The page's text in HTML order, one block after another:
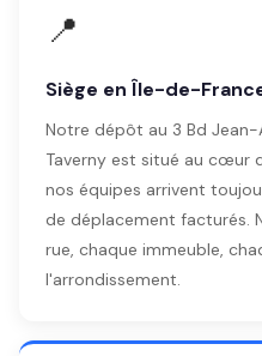
📍
Siège en Île-de-
Notre dépôt au 3 Bd
Taverny est situé au cœur
nos équipes arrivent
de déplacement facturés.
rue, chaque immeuble,
l'arrondissement.